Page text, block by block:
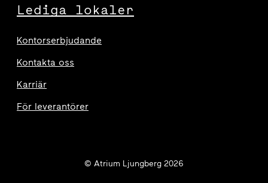
Lediga lokaler
Kontorserbjudande
Kontakta oss
Karriär
För leverantörer
© Atrium Ljungberg 2026